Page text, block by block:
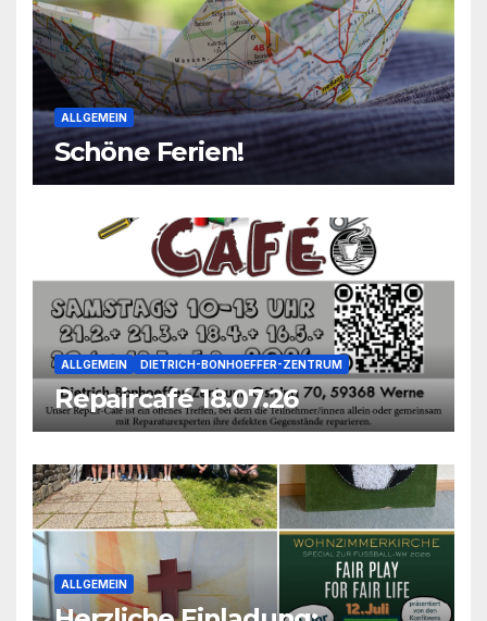
ALLGEMEIN
Schöne Ferien!
ALLGEMEIN DIETRICH-BONHOEFFER-ZENTRUM
Repaircafé 18.07.26
ALLGEMEIN